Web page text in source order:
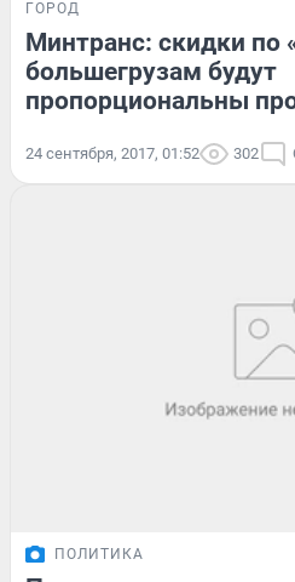
ГОРОД
Минтранс: скидки по
большегрузам будут
пропорциональны
24 сентября, 2017, 01:52 302
ПОЛИТИКА